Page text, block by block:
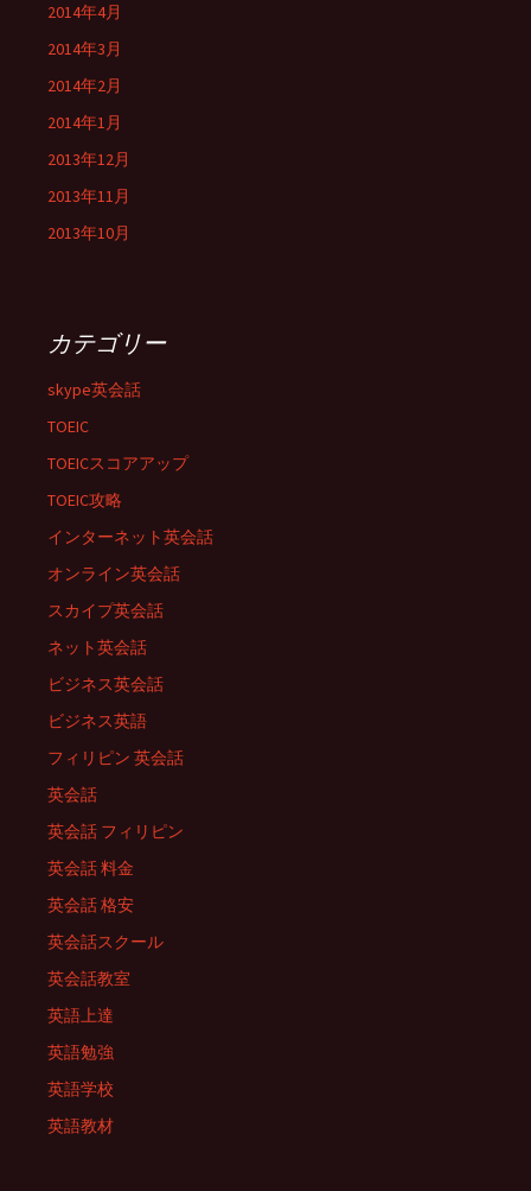
2014年4月
2014年3月
2014年2月
2014年1月
2013年12月
2013年11月
2013年10月
カテゴリー
skype英会話
TOEIC
TOEICスコアアップ
TOEIC攻略
インターネット英会話
オンライン英会話
スカイプ英会話
ネット英会話
ビジネス英会話
ビジネス英語
フィリピン 英会話
英会話
英会話 フィリピン
英会話 料金
英会話 格安
英会話スクール
英会話教室
英語上達
英語勉強
英語学校
英語教材